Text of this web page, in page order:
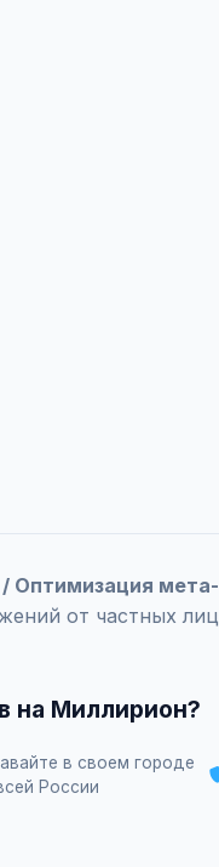
Оптимизация
от частных
на Миллирион?
в своем городе
России